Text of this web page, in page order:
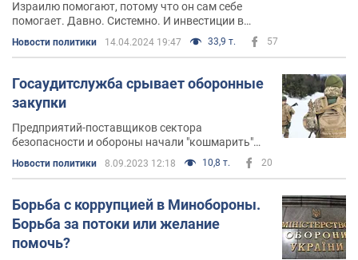
Израилю помогают, потому что он сам себе
помогает. Давно. Системно. И инвестиции в
Израиль идут в первую очередь потому, что он
может защитить эти же инвестиции
Новости политики 14.04.2024 19:47 33,9 т. 57
Госаудитслужба срывает оборонные
закупки
Предприятий-поставщиков сектора
безопасности и обороны начали "кошмарить"
через Госаудитслужбу: через государственные
структуры требуют вернуть прибыль при
Новости политики 8.09.2023 12:18 10,8 т. 20
Борьба с коррупцией в Минобороны.
Борьба за потоки или желание
помочь?